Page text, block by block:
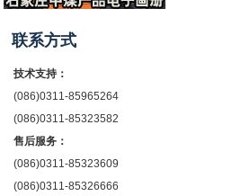
联系方式
技术支持：
(086)0311-85965264
(086)0311-85323582
售后服务：
(086)0311-85323609
(086)0311-85326666